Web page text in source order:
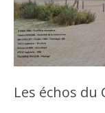
Les échos du